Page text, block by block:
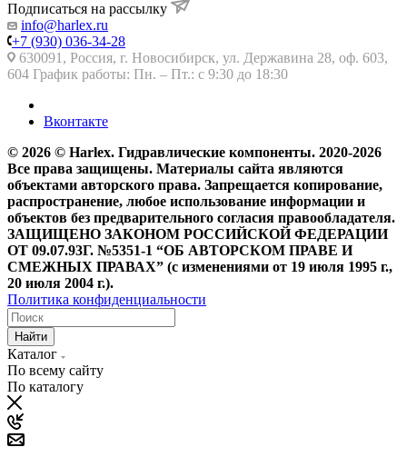
Подписаться на рассылку
info@harlex.ru
+7 (930) 036-34-28
630091, Россия, г. Новосибирск, ул. Державина 28, оф. 603,
604 График работы: Пн. – Пт.: с 9:30 до 18:30
Вконтакте
© 2026 © Harlex. Гидравлические компоненты. 2020-2026
Все права защищены. Материалы сайта являются
объектами авторского права. Запрещается копирование,
распространение, любое использование информации и
объектов без предварительного согласия правообладателя.
ЗАЩИЩЕНО ЗАКОНОМ РОССИЙСКОЙ ФЕДЕРАЦИИ
ОТ 09.07.93Г. №5351-1 “ОБ АВТОРСКОМ ПРАВЕ И
СМЕЖНЫХ ПРАВАХ” (с изменениями от 19 июля 1995 г.,
20 июля 2004 г.).
Политика конфиденциальности
Найти
Каталог
По всему сайту
По каталогу